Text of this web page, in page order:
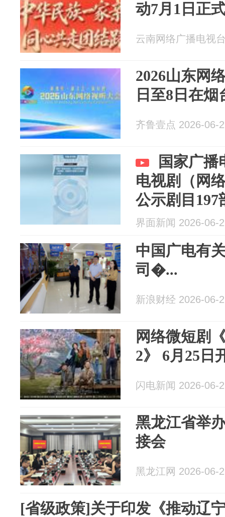
动7月1日正
云南网络广播电视
2026山东网
日至8日在烟
齐鲁壹点 2026-06-
国家广播
电视剧（网
公示剧目197
界面新闻 2026-06-
中国广电有
司�...
新浪财经 2026-06-
网络微短剧
2》 6月25日
闪电新闻 2026-06-
黑龙江省举
接会
黑龙江网 2026-06-
[省级政策]关于印发《推动辽